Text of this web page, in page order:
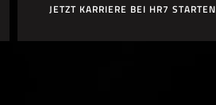
JETZT KARRIERE BEI HR7 STARTEN